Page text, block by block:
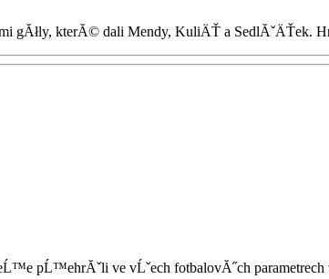
kterĂ© dali Mendy, KuliÄŤ a SedlĂˇÄŤek.
pĹ™ehrĂˇli ve vĹˇech fotbalovĂ˝ch